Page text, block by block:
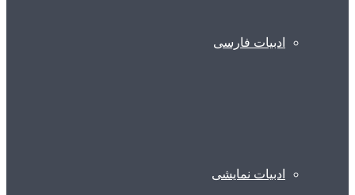
ادبیات فارسی
ادبیات نمایشی